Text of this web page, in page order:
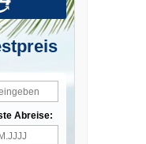
Abreise: